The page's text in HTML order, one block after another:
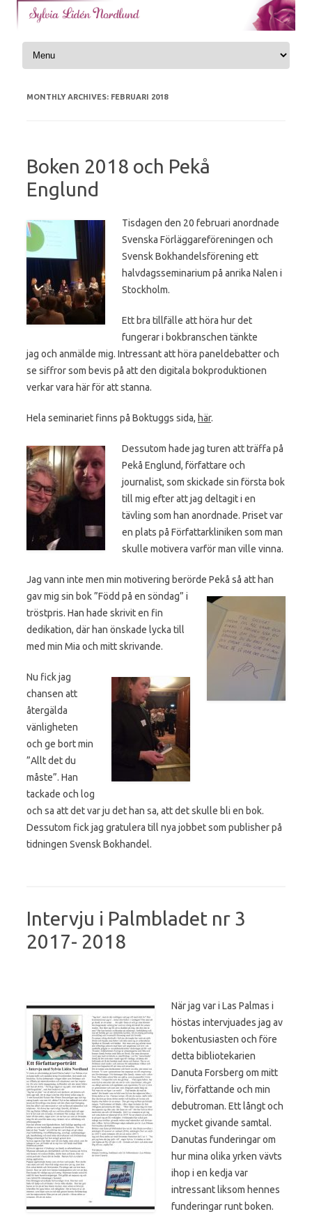
Skip to content
MONTHLY ARCHIVES: FEBRUARI 2018
Boken 2018 och Pekå
Englund
Tisdagen den 20 februari anordnade
Svenska Förläggareföreningen och
Svensk Bokhandelsförening ett
halvdagsseminarium på anrika Nalen i
Stockholm.
Ett bra tillfälle att höra hur det
fungerar i bokbranschen tänkte
jag och anmälde mig. Intressant att höra paneldebatter och
se siffror som bevis på att den digitala bokproduktionen
verkar vara här för att stanna.
Hela seminariet finns på Boktuggs sida, här.
Dessutom hade jag turen att träffa på
Pekå Englund, författare och
journalist, som skickade sin första bok
till mig efter att jag deltagit i en
tävling som han anordnade. Priset var
en plats på Författarkliniken som man
skulle motivera varför man ville vinna.
Jag vann inte men min motivering berörde Pekå så att han
gav mig sin bok ”Född på en söndag” i
tröstpris. Han hade skrivit en fin
dedikation, där han önskade lycka till
med min Mia och mitt skrivande.
Nu fick jag
chansen att
återgälda
vänligheten
och ge bort min
”Allt det du
måste”. Han
tackade och log
och sa att det var ju det han sa, att det skulle bli en bok.
Dessutom fick jag gratulera till nya jobbet som publisher på
tidningen Svensk Bokhandel.
Intervju i Palmbladet nr 3
2017- 2018
När jag var i Las Palmas i
höstas intervjuades jag av
bokentusiasten och före
detta bibliotekarien
Danuta Forsberg om mitt
liv, författande och min
debutroman. Ett långt och
mycket givande samtal.
Danutas funderingar om
hur mina olika yrken vävts
ihop i en kedja var
intressant liksom hennes
funderingar runt boken.